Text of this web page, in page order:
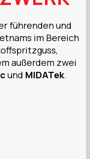
führenden und
im Bereich
außerdem zwei
und MIDATek.